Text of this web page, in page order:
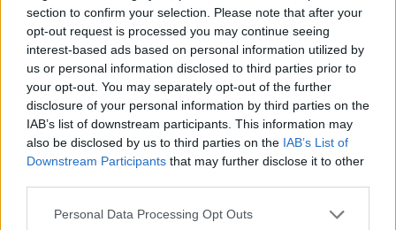
section to confirm your selection. Please note that after your
opt-out request is processed you may continue seeing
interest-based ads based on personal information utilized by
us or personal information disclosed to third parties prior to
your opt-out. You may separately opt-out of the further
disclosure of your personal information by third parties on the
IAB’s list of downstream participants. This information may
also be disclosed by us to third parties on the IAB’s List of
Downstream Participants that may further disclose it to other
Please note that this website/app uses one or more Google
Personal Data Processing Opt Outs
AUTORKA INTERIÉRU
Veronika Bebková interiérová dizajnérka
rodinný dom
počet podlaží: 2